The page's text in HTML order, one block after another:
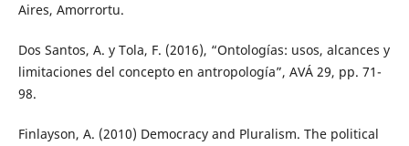
Aires, Amorrortu.
Dos Santos, A. y Tola, F. (2016), “Ontologías: usos, alcances y
limitaciones del concepto en antropología”, AVÁ 29, pp. 71-
98.
Finlayson, A. (2010) Democracy and Pluralism. The political